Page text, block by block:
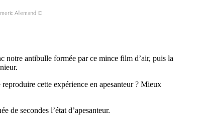
Allemand ©
notre antibulle formée par ce mince film d’air, puis la
cette expérience en apesanteur ? Mieux
de secondes l’état d’apesanteur.